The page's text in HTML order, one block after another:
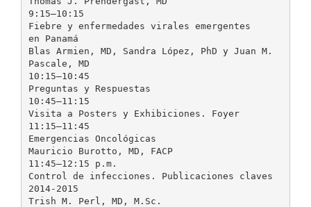
9:15–10:15
Fiebre y enfermedades virales emergentes
en Panamá
Blas Armien, MD, Sandra López, PhD y Juan M.
Pascale, MD
10:15–10:45
Preguntas y Respuestas
10:45–11:15
Visita a Posters y Exhibiciones. Foyer
11:15–11:45
Emergencias Oncológicas
Mauricio Burotto, MD, FACP
11:45–12:15 p.m.
Control de infecciones. Publicaciones claves
2014-2015
Trish M. Perl, MD, M.Sc.